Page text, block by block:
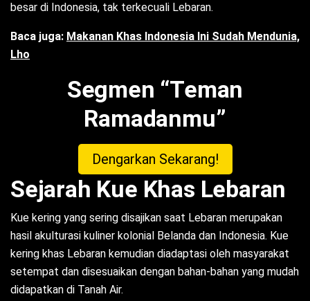
besar di Indonesia, tak terkecuali Lebaran.
Baca juga: Makanan Khas Indonesia Ini Sudah Mendunia,
Lho
Segmen “Teman
Ramadanmu”
Dengarkan Sekarang!
Sejarah Kue Khas Lebaran
Kue kering yang sering disajikan saat Lebaran merupakan
hasil akulturasi kuliner kolonial Belanda dan Indonesia. Kue
kering khas Lebaran kemudian diadaptasi oleh masyarakat
setempat dan disesuaikan dengan bahan-bahan yang mudah
didapatkan di Tanah Air.